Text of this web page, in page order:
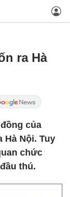
ra Hà
của
Nội. Tuy
chức
thú.